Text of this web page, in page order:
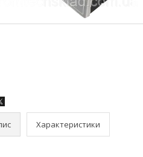
Характеристики